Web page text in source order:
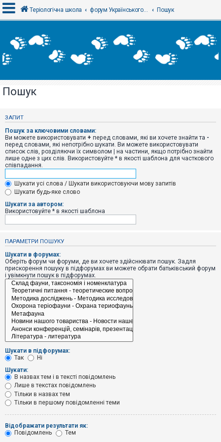
х
і
Р
с
р
а
ц
і
я
Т
е
м
и
б
і
п
о
в
і
д
в
н
т
е
м
и
о
ш
Теріологічна школа форум Українського теріологічного товариства Пошук
Пошук
ЗАПИТ
Пошук за ключовими словами:
Ви можете використовувати + перед словами, які ви хочете знайти та -
перед словами, які непотрібно шукати. Ви можете використовувати
список слів, розділяючи їх символом | на частини, якщо потрібно знайти
лише одне з цих слів. Використовуйте * в якості шаблона для часткового
співпадання.
Шукати усі слова / Шукати використовуючи мову запитів
Шукати будь-яке слово
Шукати за автором:
Використовуйте * в якості шаблона
ПАРАМЕТРИ ПОШУКУ
Шукати в форумах:
Оберіть форум чи форуми, де ви хочете здійснювати пошук. Задля
прискорення пошуку в підфорумах ви можете обрати батьківський форум
і увімкнути пошук в підфорумах.
Шукати в підфорумах:
Так
Ні
Шукати:
В назвах тем і в тексті повідомлень
Лише в текстах повідомлень
Тільки в назвах тем
Тільки в першому повідомленні теми
Відображати результати як:
Повідомлень
Тем